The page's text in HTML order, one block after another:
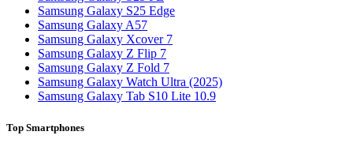
Samsung Galaxy S25 Edge
Samsung Galaxy A57
Samsung Galaxy Xcover 7
Samsung Galaxy Z Flip 7
Samsung Galaxy Z Fold 7
Samsung Galaxy Watch Ultra (2025)
Samsung Galaxy Tab S10 Lite 10.9
Top Smartphones